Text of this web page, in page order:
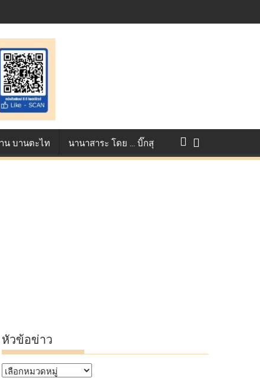
ตอกย้ำศักยภาพแอนิเมชันไทยบนเวทีนานาชาติ ที่ประเทศอังกฤษ :
ข่งขัน True AF 2026 :
น บานตะไท นานาสาระ โดย … บิ๊กสุ
หัวข้อข่าว
หัวข้อ